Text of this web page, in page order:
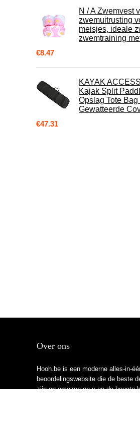
N / A Zwemvest
zwemuitrusting
meisjes, ideale
zwemtraining
€8.47
KAYAK
Kajak Split
Opslag Tote
Gewatteerde
€47.31
Over ons
Hooh.be is een moderne alles-in-
beoordelingswebsite die de beste
zijn op amazon en u op de hoogte